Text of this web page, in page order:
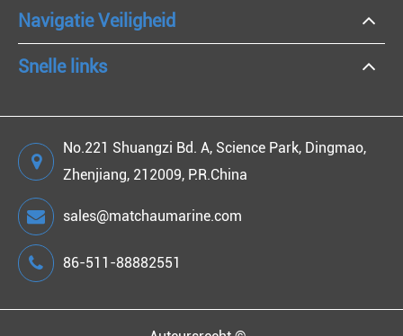
Navigatie Veiligheid
Snelle links
No.221 Shuangzi Bd. A, Science Park, Dingmao,
Zhenjiang, 212009, P.R.China
sales@matchaumarine.com
86-511-88882551